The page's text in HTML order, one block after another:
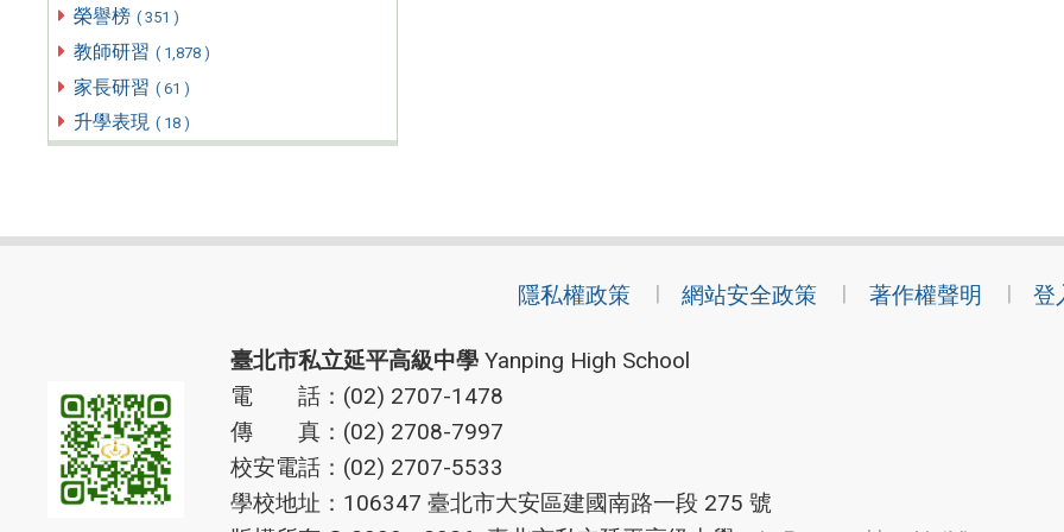
榮譽榜 ( 351 )
教師研習 ( 1,878 )
家長研習 ( 61 )
升學表現 ( 18 )
隱私權政策 網站安全政策 著作權聲明 登
臺北市私立延平高級中學Yanping High School
電 話：(02) 2707-1478
傳 真：(02) 2708-7997
校安電話：(02) 2707-5533
學校地址：106347 臺北市大安區建國南路一段 275 號